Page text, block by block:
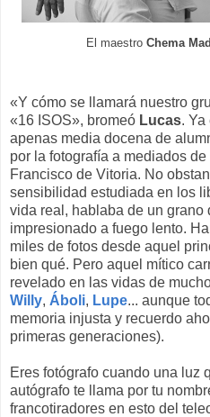
El maestro Chema
«Y cómo se llamará nuestro
«16 ISOS», bromeó Lucas. Ya
apenas media docena de
por la fotografía a mediados
Francisco de Vitoria. No
sensibilidad estudiada en los
vida real, hablaba de un grano
impresionado a fuego lento.
miles de fotos desde aquel
bien qué. Pero aquel mítico
revelado en las vidas de
Willy, Áboli, Lupe... aunque
memoria injusta y recuerdo
primeras generaciones).
Eres fotógrafo cuando una luz
autógrafo te llama por tu
francotiradores en esto del